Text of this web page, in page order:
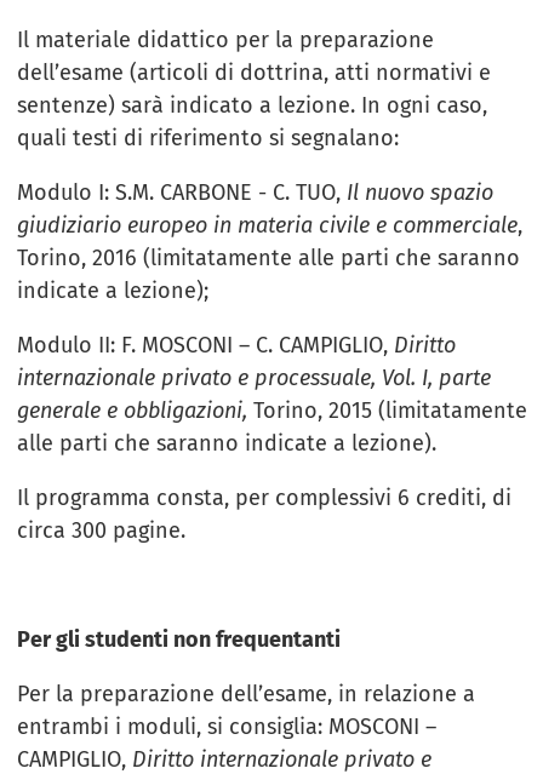
Il materiale didattico per la preparazione
dell’esame (articoli di dottrina, atti normativi e
sentenze) sarà indicato a lezione. In ogni caso,
quali testi di riferimento si segnalano:
Modulo I: S.M. CARBONE - C. TUO, Il nuovo spazio
giudiziario europeo in materia civile e commerciale,
Torino, 2016 (limitatamente alle parti che saranno
indicate a lezione);
Modulo II: F. MOSCONI – C. CAMPIGLIO, Diritto
internazionale privato e processuale, Vol. I, parte
generale e obbligazioni, Torino, 2015 (limitatamente
alle parti che saranno indicate a lezione).
Il programma consta, per complessivi 6 crediti, di
circa 300 pagine.
Per gli studenti non frequentanti
Per la preparazione dell’esame, in relazione a
entrambi i moduli, si consiglia: MOSCONI –
CAMPIGLIO, Diritto internazionale privato e